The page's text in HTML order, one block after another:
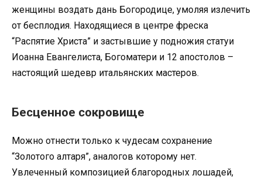
женщины воздать дань Богородице, умоляя излечить
от бесплодия. Находящиеся в центре фреска
“Распятие Христа” и застывшие у подножия статуи
Иоанна Евангелиста, Богоматери и 12 апостолов –
настоящий шедевр итальянских мастеров.
Бесценное сокровище
Можно отнести только к чудесам сохранение
“Золотого алтаря”, аналогов которому нет.
Увлеченный композицией благородных лошадей,